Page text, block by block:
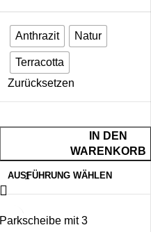
Anthrazit Natur
Terracotta
Zurücksetzen
IN DEN
WARENKORB
AUSFÜHRUNG WÄHLEN
Parkscheibe mit 3